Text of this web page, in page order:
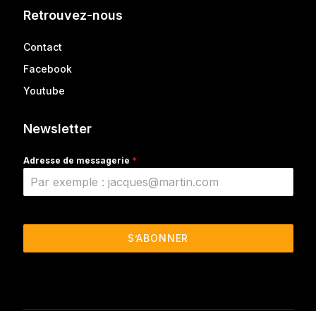
Retrouvez-nous
Contact
Facebook
Youtube
Newsletter
Adresse de messagerie *
S’ABONNER